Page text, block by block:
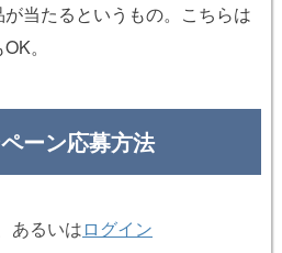
当たるというもの。こちらは
。
ーン応募方法
あるいはログイン